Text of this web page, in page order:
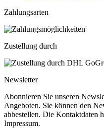
Zahlungsarten
Zustellung durch
Newsletter
Abonnieren Sie unseren
Angeboten. Sie können den
abbestellen. Die Kontaktdaten
Impressum.